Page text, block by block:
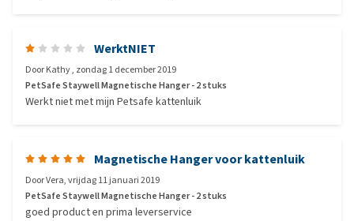
WerktNIET
DoorKathy, zondag 1 december 2019
PetSafe Staywell Magnetische Hanger - 2 stuks
Werkt niet met mijn Petsafe kattenluik
Magnetische Hanger voor kattenluik
DoorVera,vrijdag 11 januari 2019
PetSafe Staywell Magnetische Hanger - 2 stuks
goed product en prima leverservice